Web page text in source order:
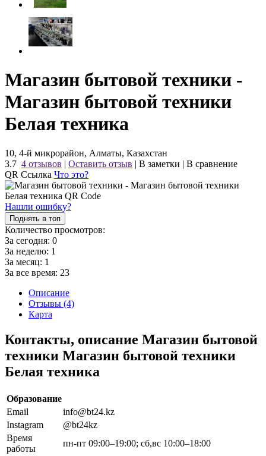
Магазин бытовой техники -
Магазин бытовой техники
Белая техника
10, 4-й микрорайон, Алматы, Казахстан
3.7 4 отзывов | Оставить отзыв | В заметки | В сравнение
QR Ссылка Что это?
Нашли ошибку?
Поднять в топ
Количество просмотров:
За сегодня: 0
За неделю: 1
За месяц: 1
За все время: 23
Описание
Отзывы (4)
Карта
Контакты, описание Магазин бытовой
техники Магазин бытовой техники
Белая техника
Образование
Email
info@bt24.kz
Instagram
@bt24kz
Время
работы
пн-пт 09:00–19:00; сб,вс 10:00–18:00